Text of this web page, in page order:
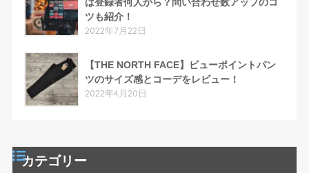
ツも紹介！
2022年7月22日
【THE NORTH FACE】ビューポイントパン
ツのサイズ感とコーデをレビュー！
2022年4月20日
カテゴリー